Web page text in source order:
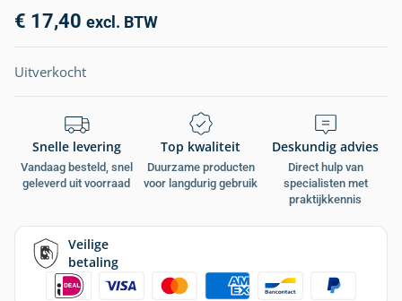
€ 17,40 excl. BTW
Uitverkocht
Snelle levering
Vandaag besteld, snel
geleverd uit voorraad
Top kwaliteit
Duurzame producten
voor langdurig gebruik
Deskundig advies
Direct hulp van
specialisten met
praktijkkennis
Veilige
betaling